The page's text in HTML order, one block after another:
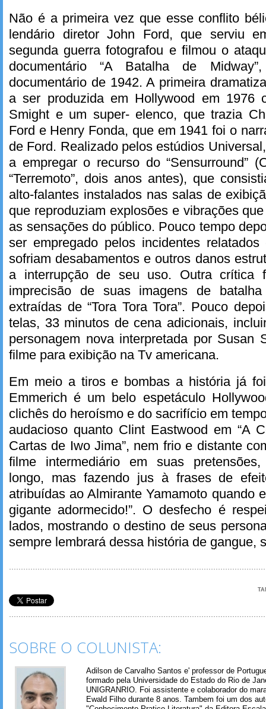
Não é a primeira vez que esse conflito
lendário diretor John Ford, que serviu
segunda guerra fotografou e filmou o
documentário “A Batalha de
documentário de 1942. A primeira
a ser produzida em Hollywood em 1976
Smight e um super- elenco, que trazia
Ford e Henry Fonda, que em 1941 foi o
de Ford. Realizado pelos estúdios
a empregar o recurso do “Sensurround”
“Terremoto”, dois anos antes), que
alto-falantes instalados nas salas de
que reproduziam explosões e vibrações
as sensações do público. Pouco tempo
ser empregado pelos incidentes
sofriam desabamentos e outros danos
a interrupção de seu uso. Outra crítica
imprecisão de suas imagens de
extraídas de “Tora Tora Tora”. Pouco
telas, 33 minutos de cena adicionais,
personagem nova interpretada por Susan
filme para exibição na Tv americana.
Em meio a tiros e bombas a história já
Emmerich é um belo espetáculo
clichês do heroísmo e do sacrifício em
audacioso quanto Clint Eastwood em “A
Cartas de Iwo Jima”, nem frio e distante
filme intermediário em suas pretensões,
longo, mas fazendo jus à frases de
atribuídas ao Almirante Yamamoto quando
gigante adormecido!”. O desfecho é
lados, mostrando o destino de seus
sempre lembrará dessa história de gangue,
SOBRE O COLUNISTA:
Adilson de Carvalho Santos e' professor de
formado pela Universidade do Estado do Rio de
UNIGRANRIO. Foi assistente e colaborador do
Ewald Filho durante 8 anos. Tambem foi um dos